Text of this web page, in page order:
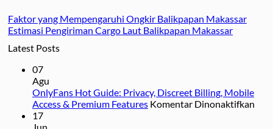
Faktor yang Mempengaruhi Ongkir Balikpapan Makassar
Estimasi Pengiriman Cargo Laut Balikpapan Makassar
Latest Posts
07
Agu
OnlyFans Hot Guide: Privacy, Discreet Billing, Mobile
Access & Premium Features Komentar Dinonaktifkan
17